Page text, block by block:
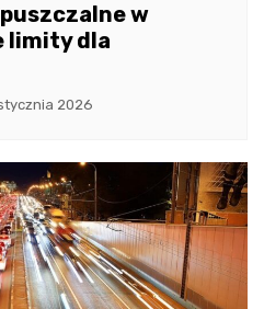
w
limity dla
2026